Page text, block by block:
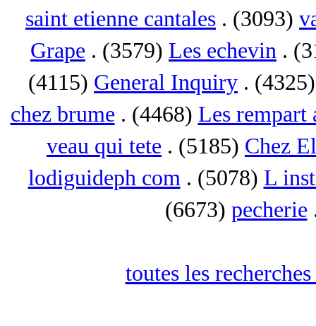
saint etienne cantales . (3093)
Grape . (3579) Les echevin .
(4115) General Inquiry .
chez brume . (4468) Les rempart
veau qui tete . (5185) Chez
lodiguideph com. (5078) L
(6673) pecherie
toutes les